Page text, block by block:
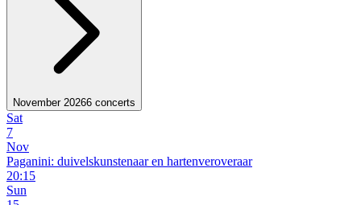
November 20266 concerts
Sat
7
Nov
Paganini: duivelskunstenaar en hartenveroveraar
20:15
Sun